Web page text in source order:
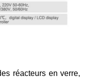
réacteurs en verre,